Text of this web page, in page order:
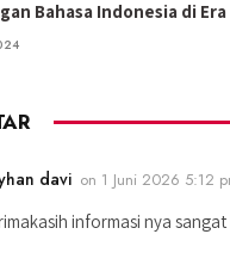
Bahasa Indonesia di
davi on 1 Juni 2026 5:12
informasi nya